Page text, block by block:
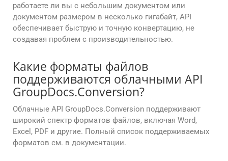
работаете ли вы с небольшим документом или
документом размером в несколько гигабайт, API
обеспечивает быструю и точную конвертацию, не
создавая проблем с производительностью.
Какие форматы файлов
поддерживаются облачными API
GroupDocs.Conversion?
Облачные API GroupDocs.Conversion поддерживают
широкий спектр форматов файлов, включая Word,
Excel, PDF и другие. Полный список поддерживаемых
форматов см. в документации.